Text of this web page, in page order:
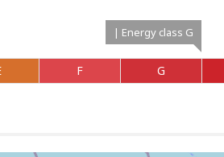
F
| Energy class G
G